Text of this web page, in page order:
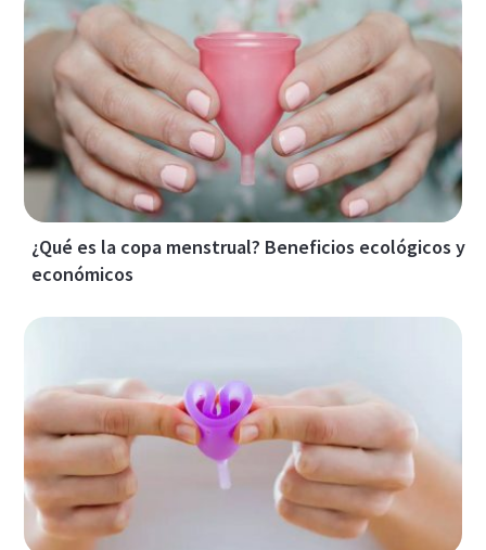
¿Qué es la copa menstrual? Beneficios ecológicos y
económicos